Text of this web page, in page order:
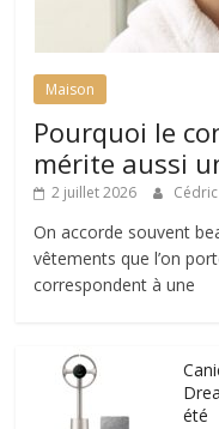
Maison
Pourquoi le
mérite aussi
2 juillet 2026 Cédric
On accorde souvent
vêtements que l’on
correspondent à une
été